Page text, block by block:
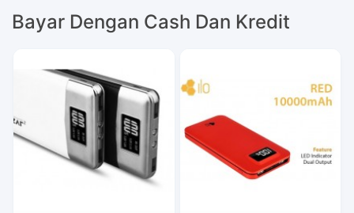
Bayar Dengan Cash Dan Kredit